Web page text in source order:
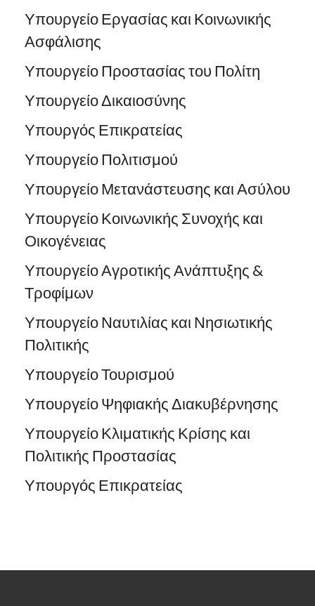
Υπουργείο Εργασίας και Κοινωνικής
Ασφάλισης
Υπουργείο Προστασίας του Πολίτη
Υπουργείο Δικαιοσύνης
Υπουργός Επικρατείας
Υπουργείο Πολιτισμού
Υπουργείο Μετανάστευσης και Ασύλου
Υπουργείο Κοινωνικής Συνοχής και
Οικογένειας
Υπουργείο Αγροτικής Ανάπτυξης &
Τροφίμων
Υπουργείο Ναυτιλίας και Νησιωτικής
Πολιτικής
Υπουργείο Τουρισμού
Υπουργείο Ψηφιακής Διακυβέρνησης
Υπουργείο Κλιματικής Κρίσης και
Πολιτικής Προστασίας
Υπουργός Επικρατείας